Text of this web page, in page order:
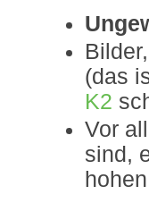
(das
K2
Vor
sind,
hohen